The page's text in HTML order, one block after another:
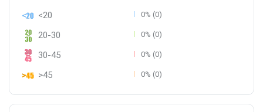
<20 0% (0)
20-30 0% (0)
30-45 0% (0)
>45 0% (0)